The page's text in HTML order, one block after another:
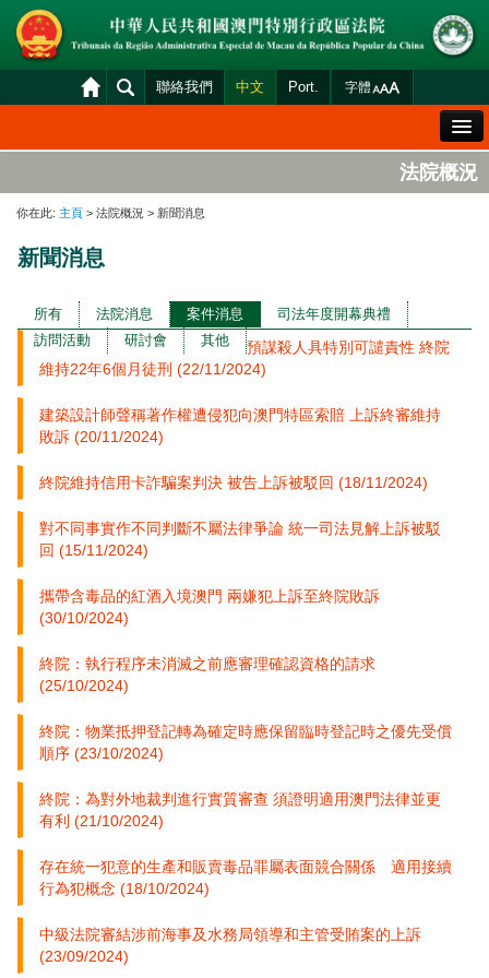
聯絡我們 中文 Port. 字體
法院概況
案件分發及排期
司法變賣
統計資料
財產申報查閱
下載區
法院電子平台
法院概況
你在此: 主頁 > 法院概況 > 新聞消息
新聞消息
所有 法院消息 案件消息
司法年度開幕典禮
訪問活動
研討會 其他
預謀殺人具特別可譴責性 終院
維持22年6個月徒刑 (22/11/2024)
建築設計師聲稱著作權遭侵犯向澳門特區索賠 上訴終審維持
敗訴 (20/11/2024)
終院維持信用卡詐騙案判決 被告上訴被駁回 (18/11/2024)
對不同事實作不同判斷不屬法律爭論 統一司法見解上訴被駁
回 (15/11/2024)
攜帶含毒品的紅酒入境澳門 兩嫌犯上訴至終院敗訴
(30/10/2024)
終院：執行程序未消滅之前應審理確認資格的請求
(25/10/2024)
終院：物業抵押登記轉為確定時應保留臨時登記時之優先受償
順序 (23/10/2024)
終院：為對外地裁判進行實質審查 須證明適用澳門法律並更
有利 (21/10/2024)
存在統一犯意的生產和販賣毒品罪屬表面競合關係 適用接續
行為犯概念 (18/10/2024)
中級法院審結涉前海事及水務局領導和主管受賄案的上訴
(23/09/2024)